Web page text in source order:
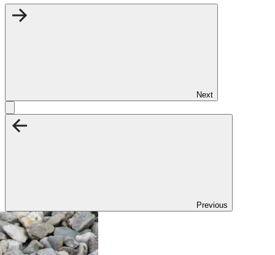
Next
Previous